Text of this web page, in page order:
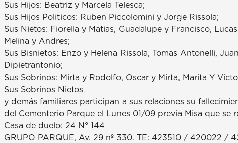
Sus Hijos: Beatriz y Marcela Telesca;
Sus Hijos Politicos: Ruben Piccolomini y Jorge Rissola;
Sus Nietos: Fiorella y Matias, Guadalupe y Francisco,
Melina y Andres;
Sus Bisnietos: Enzo y Helena Rissola, Tomas Antonelli,
Dipietrantonio;
Sus Sobrinos: Mirta y Rodolfo, Oscar y Mirta, Marita Y
Sus Sobrinos Nietos
y demás familiares participan a sus relaciones su
del Cementerio Parque el Lunes 01/09 previa Misa que se
Casa de duelo: 24 N° 144
GRUPO PARQUE, Av. 29 nº 330. TE: 423510 / 420022 /